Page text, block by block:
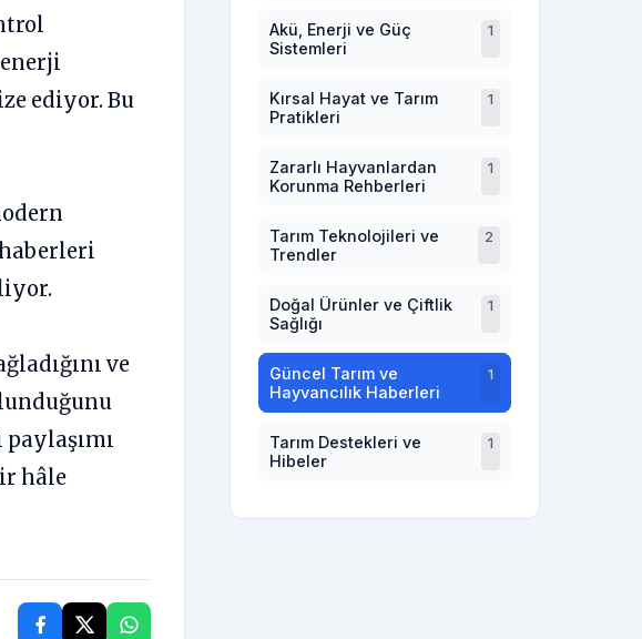
ediyor. Bu
ve
hâle
Akü, Enerji ve Güç
Sistemleri
1
Kırsal Hayat ve Tarım
Pratikleri
1
Zararlı Hayvanlardan
Korunma Rehberleri
1
Tarım Teknolojileri ve
Trendler
2
Doğal Ürünler ve Çiftlik
Sağlığı
1
Güncel Tarım ve
Hayvancılık Haberleri
1
Tarım Destekleri ve
Hibeler
1